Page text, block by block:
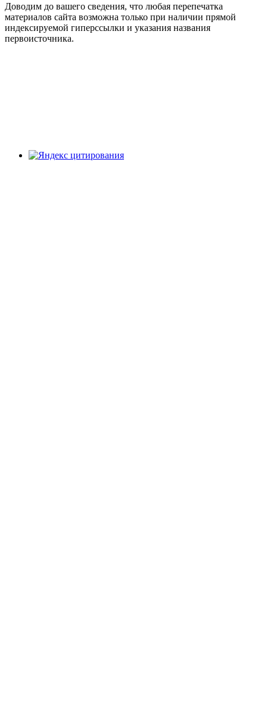
Доводим до вашего сведения, что любая перепечатка
материалов сайта возможна только при наличии прямой
индексируемой гиперссылки и указания названия
первоисточника.